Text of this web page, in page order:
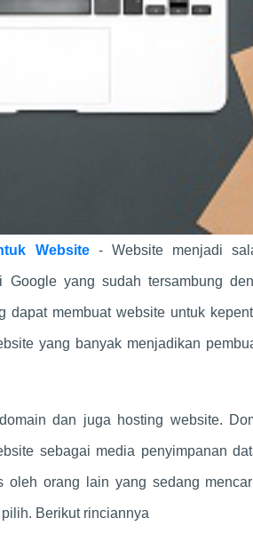
Website - Website menjadi
yang sudah tersambung
membuat website untuk
yang banyak menjadikan
dan juga hosting website.
sebagai media penyimpanan
orang lain yang sedang
Berikut rinciannya